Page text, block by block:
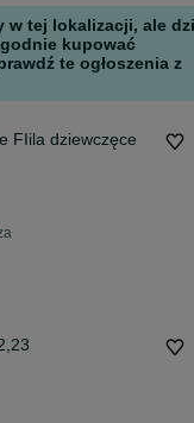
w tej lokalizacji, ale
kupować
te ogłoszenia z
FIila dziewczęce